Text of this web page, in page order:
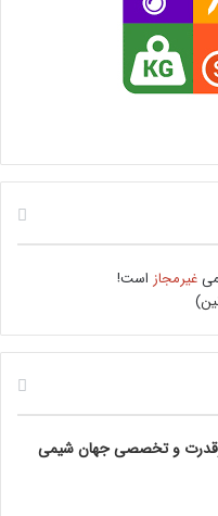
غیرمجاز است!
)
و تخصصی جهان شیمی